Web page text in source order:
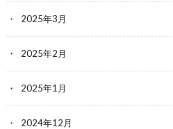
2025年3月
2025年2月
2025年1月
2024年12月